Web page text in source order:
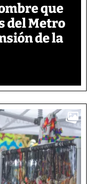
que
del Metro
de la